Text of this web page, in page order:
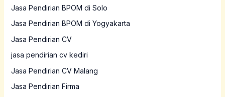
Jasa Pendirian BPOM di Solo
Jasa Pendirian BPOM di Yogyakarta
Jasa Pendirian CV
jasa pendirian cv kediri
Jasa Pendirian CV Malang
Jasa Pendirian Firma